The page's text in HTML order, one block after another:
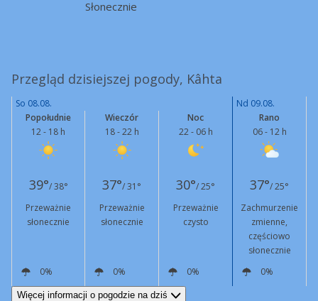
Słonecznie
Przegląd dzisiejszej pogody, Kâhta
So 08.08.
Nd 09.08.
Popołudnie
12 - 18 h
Wieczór
18 - 22 h
Noc
22 - 06 h
Rano
06 - 12 h
39°/ 38° 37°/ 31° 30°/ 25° 37°/ 25°
Przeważnie
słonecznie
Przeważnie
słonecznie
Przeważnie
czysto
Zachmurzenie
zmienne,
częściowo
słonecznie
0%
0% 0%
0%
S
11 km/h SW
5 km/h
Więcej informacji o pogodzie na dziś